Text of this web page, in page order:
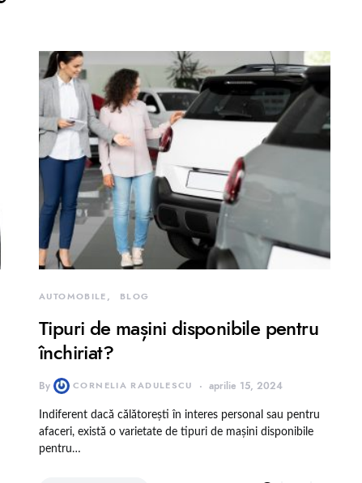
AUTOMOBILE BLOG
Tipuri de mașini disponibile pentru
închiriat?
By CORNELIA RADULESCU aprilie 15, 2024
Indiferent dacă călătorești în interes personal sau pentru
afaceri, există o varietate de tipuri de mașini disponibile
pentru…